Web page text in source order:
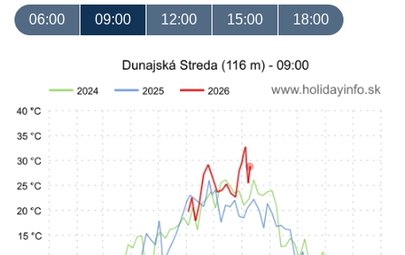
06:00 09:00 12:00 15:00 18:00